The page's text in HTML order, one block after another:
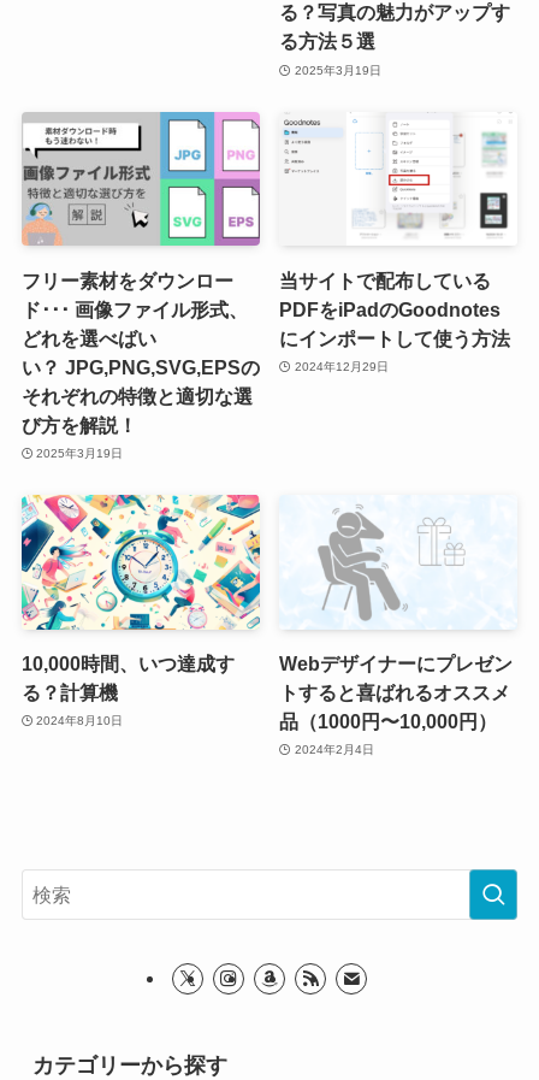
る？写真の魅力がアップす
る方法５選
2025年3月19日
フリー素材をダウンロー
ド･･･ 画像ファイル形式、
どれを選べばい
い？ JPG,PNG,SVG,EPSの
それぞれの特徴と適切な選
び方を解説！
2025年3月19日
当サイトで配布している
PDFをiPadのGoodnotes
にインポートして使う方法
2024年12月29日
10,000時間、いつ達成す
る？計算機
2024年8月10日
Webデザイナーにプレゼン
トすると喜ばれるオススメ
品（1000円〜10,000円）
2024年2月4日
カテゴリーから探す